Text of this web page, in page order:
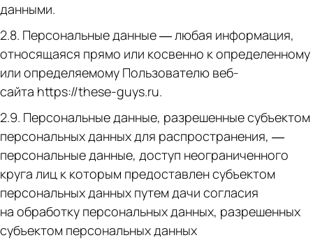
данными.
2.8. Персональные данные — любая информация,
относящаяся прямо или косвенно к определенному
или определяемому Пользователю веб-
сайта https://these-guys.ru.
2.9. Персональные данные, разрешенные субъектом
персональных данных для распространения, —
персональные данные, доступ неограниченного
круга лиц к которым предоставлен субъектом
персональных данных путем дачи согласия
на обработку персональных данных, разрешенных
субъектом персональных данных